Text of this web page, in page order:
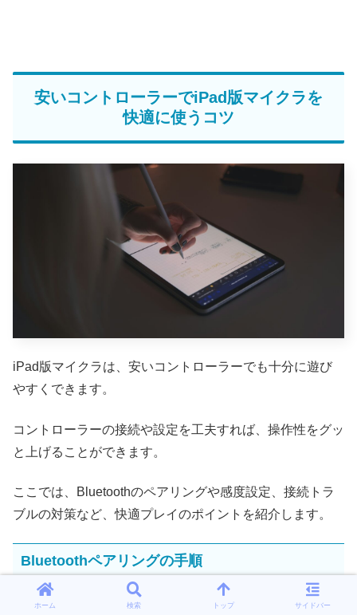
安いコントローラーでiPad版マイクラを
快適に使うコツ
iPad版マイクラは、安いコントローラーでも十分に遊び
やすくできます。
コントローラーの接続や設定を工夫すれば、操作性をグッ
と上げることができます。
ここでは、Bluetoothのペアリングや感度設定、接続トラ
ブルの対策など、快適プレイのポイントを紹介します。
Bluetoothペアリングの手順
iPadとコントローラーのペアリングは、正しい手順で進
ホーム 検索 トップ サイドバー